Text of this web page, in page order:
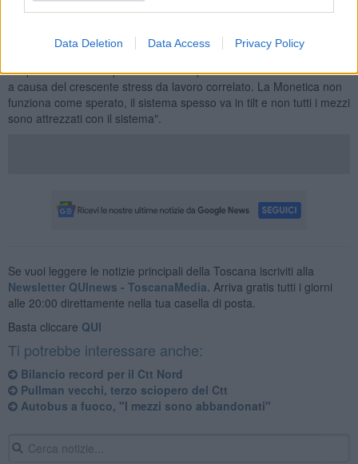
Data Deletion Data Access Privacy Policy
dell’installazione del sistema “monetica” e rivendichiamo la
presenza del bigliettaio, figura professionale che può essere
ricoperta utilizzando proficuamente il personale diventato inidoneo
a causa del crescente stress da lavoro correlato. La Monetica non
funziona come sperato, il sistema spesso va in tilt e non tutti i mezzi
sono attrezzati con il sistema".
Se vuoi leggere le notizie principali della Toscana iscriviti alla
Newsletter QUInews - ToscanaMedia. Arriva gratis tutti i giorni
alle 20:00 direttamente nella tua casella di posta.
Basta cliccare QUI
Ti potrebbe interessare anche:
Bilancio record per il Ctt Nord
Pullman vecchi, terzo sciopero del Ctt
Autobus a fuoco, "I mezzi sono abbandonati"